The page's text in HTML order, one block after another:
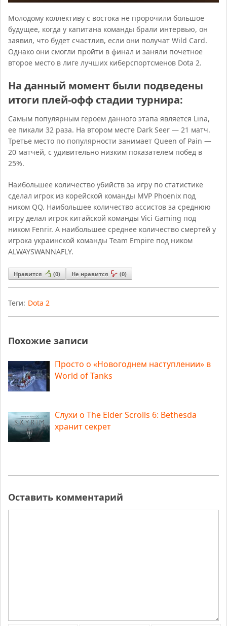
Молодому коллективу c востока не пророчили большое
будущее, когда у капитана команды брали интервью, он
заявил, что будет счастлив, если они получат Wild Card.
Однако они смогли пройти в финал и заняли почетное
второе место в лиге лучших киберспортсменов Dota 2.
На данный момент были подведены
итоги плей-офф стадии турнира:
Самым популярным героем данного этапа является Lina,
ее пикали 32 раза. На втором месте Dark Seer — 21 матч.
Третье место по популярности занимает Queen of Pain —
20 матчей, с удивительно низким показателем побед в
25%.
Наибольшее количество убийств за игру по статистике
сделал игрок из корейской команды MVP Phoenix под
ником QQ. Наибольшее количество ассистов за среднюю
игру делал игрок китайской команды Vici Gaming под
ником Fenrir. А наибольшее среднее количество смертей у
игрока украинской команды Team Empire под ником
ALWAYSWANNAFLY.
Нравится (0) Не нравится (0)
Теги: Dota 2
Похожие записи
Просто о «Новогоднем наступлении» в
World of Tanks
Слухи о The Elder Scrolls 6: Bethesda
хранит секрет
Оставить комментарий